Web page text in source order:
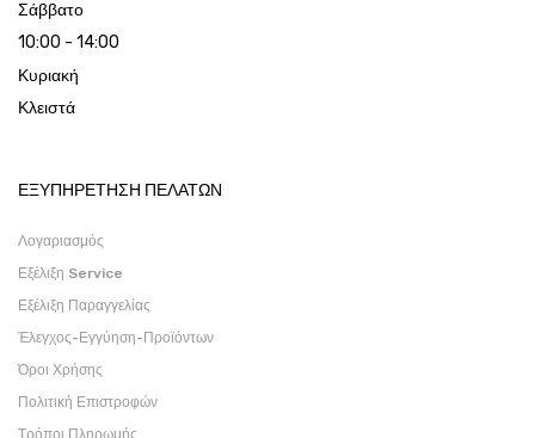
Σάββατο
10:00 - 14:00
Κυριακή
Κλειστά
ΕΞΥΠΗΡΕΤΗΣΗ ΠΕΛΑΤΩΝ
Λογαριασμός
Εξέλιξη Service
Εξέλιξη Παραγγελίας
Έλεγχος-Εγγύηση-Προϊόντων
Όροι Χρήσης
Πολιτική Επιστροφών
Τρόποι Πληρωμής